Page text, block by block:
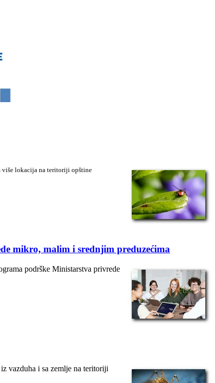
više lokacija na teritoriji opštine
mikro, malim i srednjim preduzećima
podrške Ministarstva privrede
vazduha i sa zemlje na teritoriji